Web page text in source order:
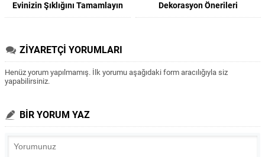
Evinizin Şıklığını Tamamlayın
Dekorasyon Önerileri
ZİYARETÇİ YORUMLARI
Henüz yorum yapılmamış. İlk yorumu aşağıdaki form aracılığıyla siz
yapabilirsiniz.
BİR YORUM YAZ